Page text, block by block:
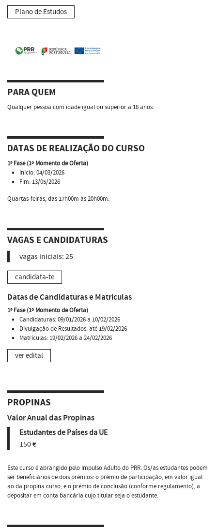
Plano de Estudos
PARA QUEM
Qualquer pessoa com idade igual ou superior a 18 anos.
DATAS DE REALIZAÇÃO DO CURSO
1ª Fase (1º Momento de Oferta)
Início: 04/03/2026
Fim: 13/05/2026
Quartas-feiras, das 17h00m às 20h00m.
VAGAS E CANDIDATURAS
vagas iniciais: 25
candidata-te
Datas de Candidaturas e Matrículas
1ª Fase (1º Momento de Oferta)
Candidaturas: 09/01/2026 a 10/02/2026
Divulgação de Resultados: até 19/02/2026
Matrículas: 19/02/2026 a 24/02/2026
ver edital
PROPINAS
Valor Anual das Propinas
Estudantes de Países da UE
150 €
Este curso é abrangido pelo Impulso Adulto do PRR. Os/as estudantes podem
ser beneficiários de dois prémios: o prémio de participação, em valor igual
ao da propina curso, e o prémio de conclusão (conforme regulamento), a
depositar em conta bancária cujo titular seja o estudante.